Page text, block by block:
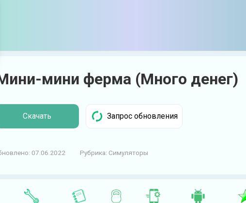
мини ферма (Много денег)
Скачать
07.06.2022 Рубрика: Симуляторы